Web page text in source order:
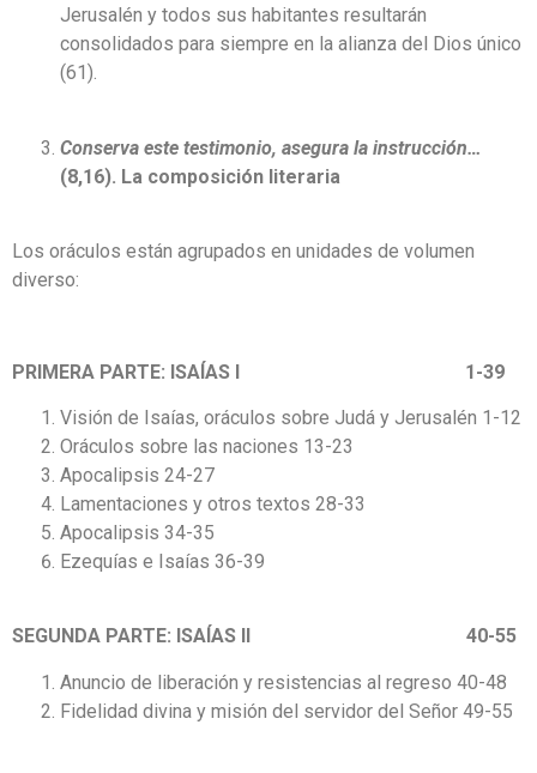
Jerusalén y todos sus habitantes resultarán
consolidados para siempre en la alianza del Dios único
(61).
Conserva este testimonio, asegura la instrucción…
(8,16). La composición literaria
Los oráculos están agrupados en unidades de volumen
diverso:
PRIMERA PARTE: ISAÍAS I 1-39
Visión de Isaías, oráculos sobre Judá y Jerusalén 1-12
Oráculos sobre las naciones 13-23
Apocalipsis 24-27
Lamentaciones y otros textos 28-33
Apocalipsis 34-35
Ezequías e Isaías 36-39
SEGUNDA PARTE: ISAÍAS II 40-55
Anuncio de liberación y resistencias al regreso 40-48
Fidelidad divina y misión del servidor del Señor 49-55